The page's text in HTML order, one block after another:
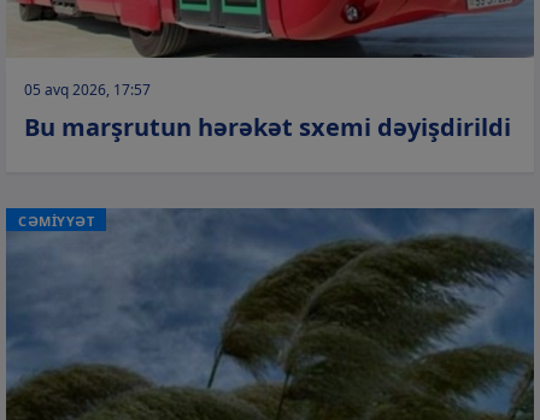
05 avq 2026, 17:57
Bu marşrutun hərəkət sxemi dəyişdirildi
CƏMİYYƏT